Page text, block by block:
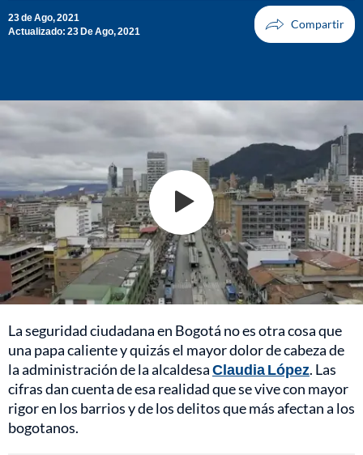
23 de Ago, 2021
Actualizado: 23 De Ago, 2021
La seguridad ciudadana en Bogotá no es otra cosa que
una papa caliente y quizás el mayor dolor de cabeza de
la administración de la alcaldesaClaudia López. Las
cifras dan cuenta de esa realidad que se vive con mayor
rigor en los barrios y de los delitos que más afectan a los
bogotanos.